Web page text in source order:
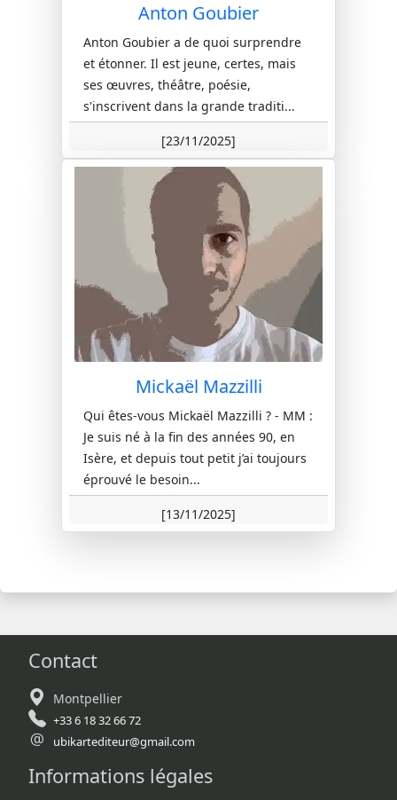
Anton Goubier
Anton Goubier a de quoi surprendre
et étonner. Il est jeune, certes, mais
ses œuvres, théâtre, poésie,
s'inscrivent dans la grande traditi...
[23/11/2025]
Mickaël Mazzilli
Qui êtes-vous Mickaël Mazzilli ? - MM :
Je suis né à la fin des années 90, en
Isère, et depuis tout petit j’ai toujours
éprouvé le besoin...
[13/11/2025]
Contact
Montpellier
+33 6 18 32 66 72
ubikartediteur@gmail.com
Informations légales